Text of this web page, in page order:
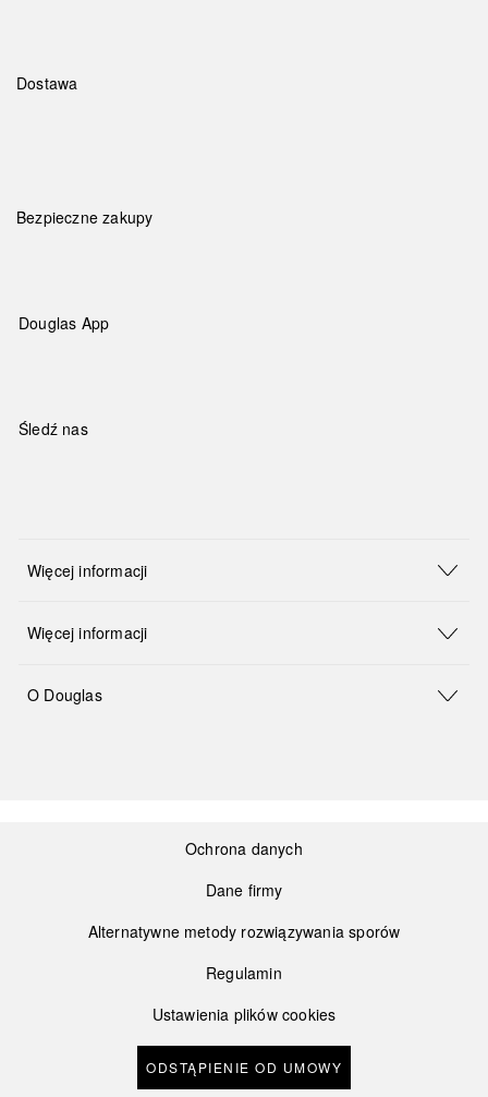
Dostawa
Bezpieczne zakupy
Douglas App
Śledź nas
Więcej informacji
Więcej informacji
O Douglas
Ochrona danych
Dane firmy
Alternatywne metody rozwiązywania sporów
Regulamin
Ustawienia plików cookies
ODSTĄPIENIE OD UMOWY